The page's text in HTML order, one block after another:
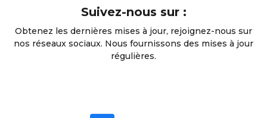
Suivez-nous sur :
Obtenez les dernières mises à jour, rejoignez-nous sur
nos réseaux sociaux. Nous fournissons des mises à jour
régulières.